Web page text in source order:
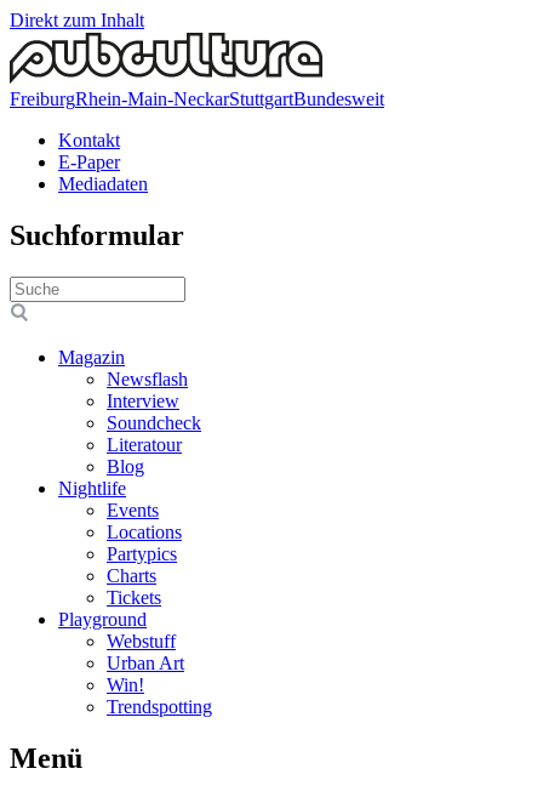
Direkt zum Inhalt
FreiburgRhein-Main-NeckarStuttgartBundesweit
Kontakt
E-Paper
Mediadaten
Suchformular
Magazin
Newsflash
Interview
Soundcheck
Literatour
Blog
Nightlife
Events
Locations
Partypics
Charts
Tickets
Playground
Webstuff
Urban Art
Win!
Trendspotting
Menü